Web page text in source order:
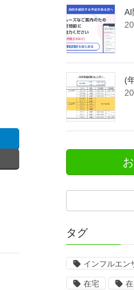
AI
(
タグ
インフルエン
在宅